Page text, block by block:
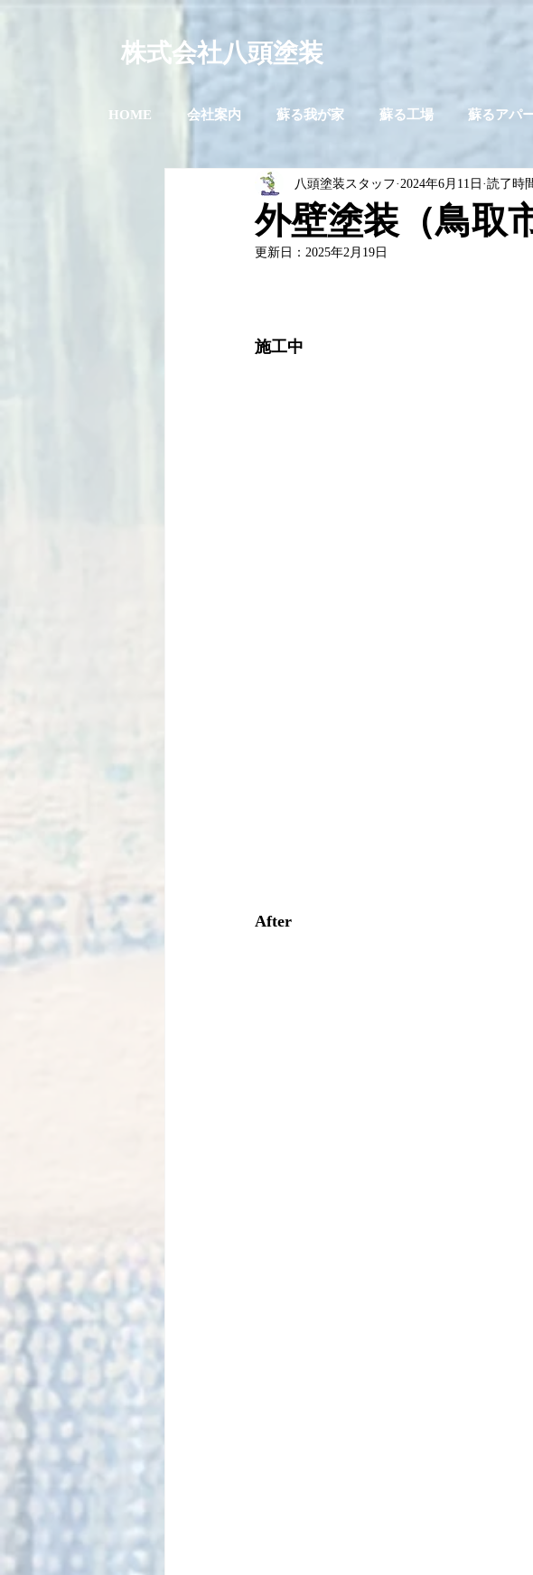
株式会社八頭塗装
HOME 会社案内 蘇る我が家 蘇る工場 蘇るアパ
外壁塗装（鳥取
八頭塗装スタッフ 2024年6月11日 読了時
更新日： 2025年2月19日
施工中
After